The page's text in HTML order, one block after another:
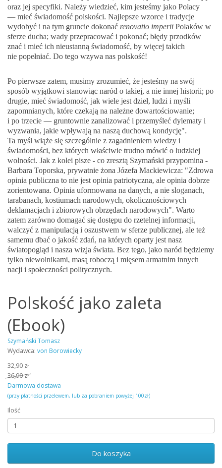
oraz jej specyfiki. Należy wiedzieć, kim jesteśmy jako Polacy
— mieć świadomość polskości. Najlepsze wzorce i tradycje
wydobyć i na tym gruncie dokonać renovatio imperii Polaków w
sferze ducha; wady przepracować i pokonać; błędy przodków
znać i mieć ich nieustanną świadomość, by więcej takich
nie popełniać. Do tego wzywa nas polskość!
Po pierwsze zatem, musimy zrozumieć, że jesteśmy na swój
sposób wyjątkowi stanowiąc naród o takiej, a nie innej historii; po
drugie, mieć świadomość, jak wiele jest dzieł, ludzi i myśli
zapomnianych, które czekają na należne dowartościowanie;
i po trzecie — gruntownie zanalizować i przemyśleć dylematy i
wyzwania, jakie wpływają na naszą duchową kondycję".
Ta myśl wiąże się szczególnie z zagadnieniem wiedzy i
świadomości, bez których właściwie trudno mówić o ludzkiej
wolności. Jak z kolei pisze - co zresztą Szymański przypomina -
Barbara Toporska, prywatnie żona Józefa Mackiewicza: "Zdrowa
opinia publiczna to nie jest opinia patriotyczna, ale opinia dobrze
zorientowana. Opinia uformowana na danych, a nie sloganach,
tarabanach, kostiumach narodowych, okolicznościowych
deklamacjach i zbiorowych obrzędach narodowych". Warto
zatem zarówno domagać się dostępu do rzetelnej informacji,
walczyć z manipulacją i oszustwem w sferze publicznej, ale też
samemu dbać o jakość zdań, na których oparty jest nasz
światopogląd i nasza wizja świata. Bez tego, jako naród będziemy
tylko niewolnikami, masą roboczą i mięsem armatnim innych
nacji i społeczności politycznych.
Polskość jako zaleta
(Ebook)
Szymański Tomasz
Wydawca: von Borowiecky
32,90 zł
36,90 zł
Darmowa dostawa
(przy płatności przelewem, lub za pobraniem powyżej 100zł)
Ilość
Do koszyka